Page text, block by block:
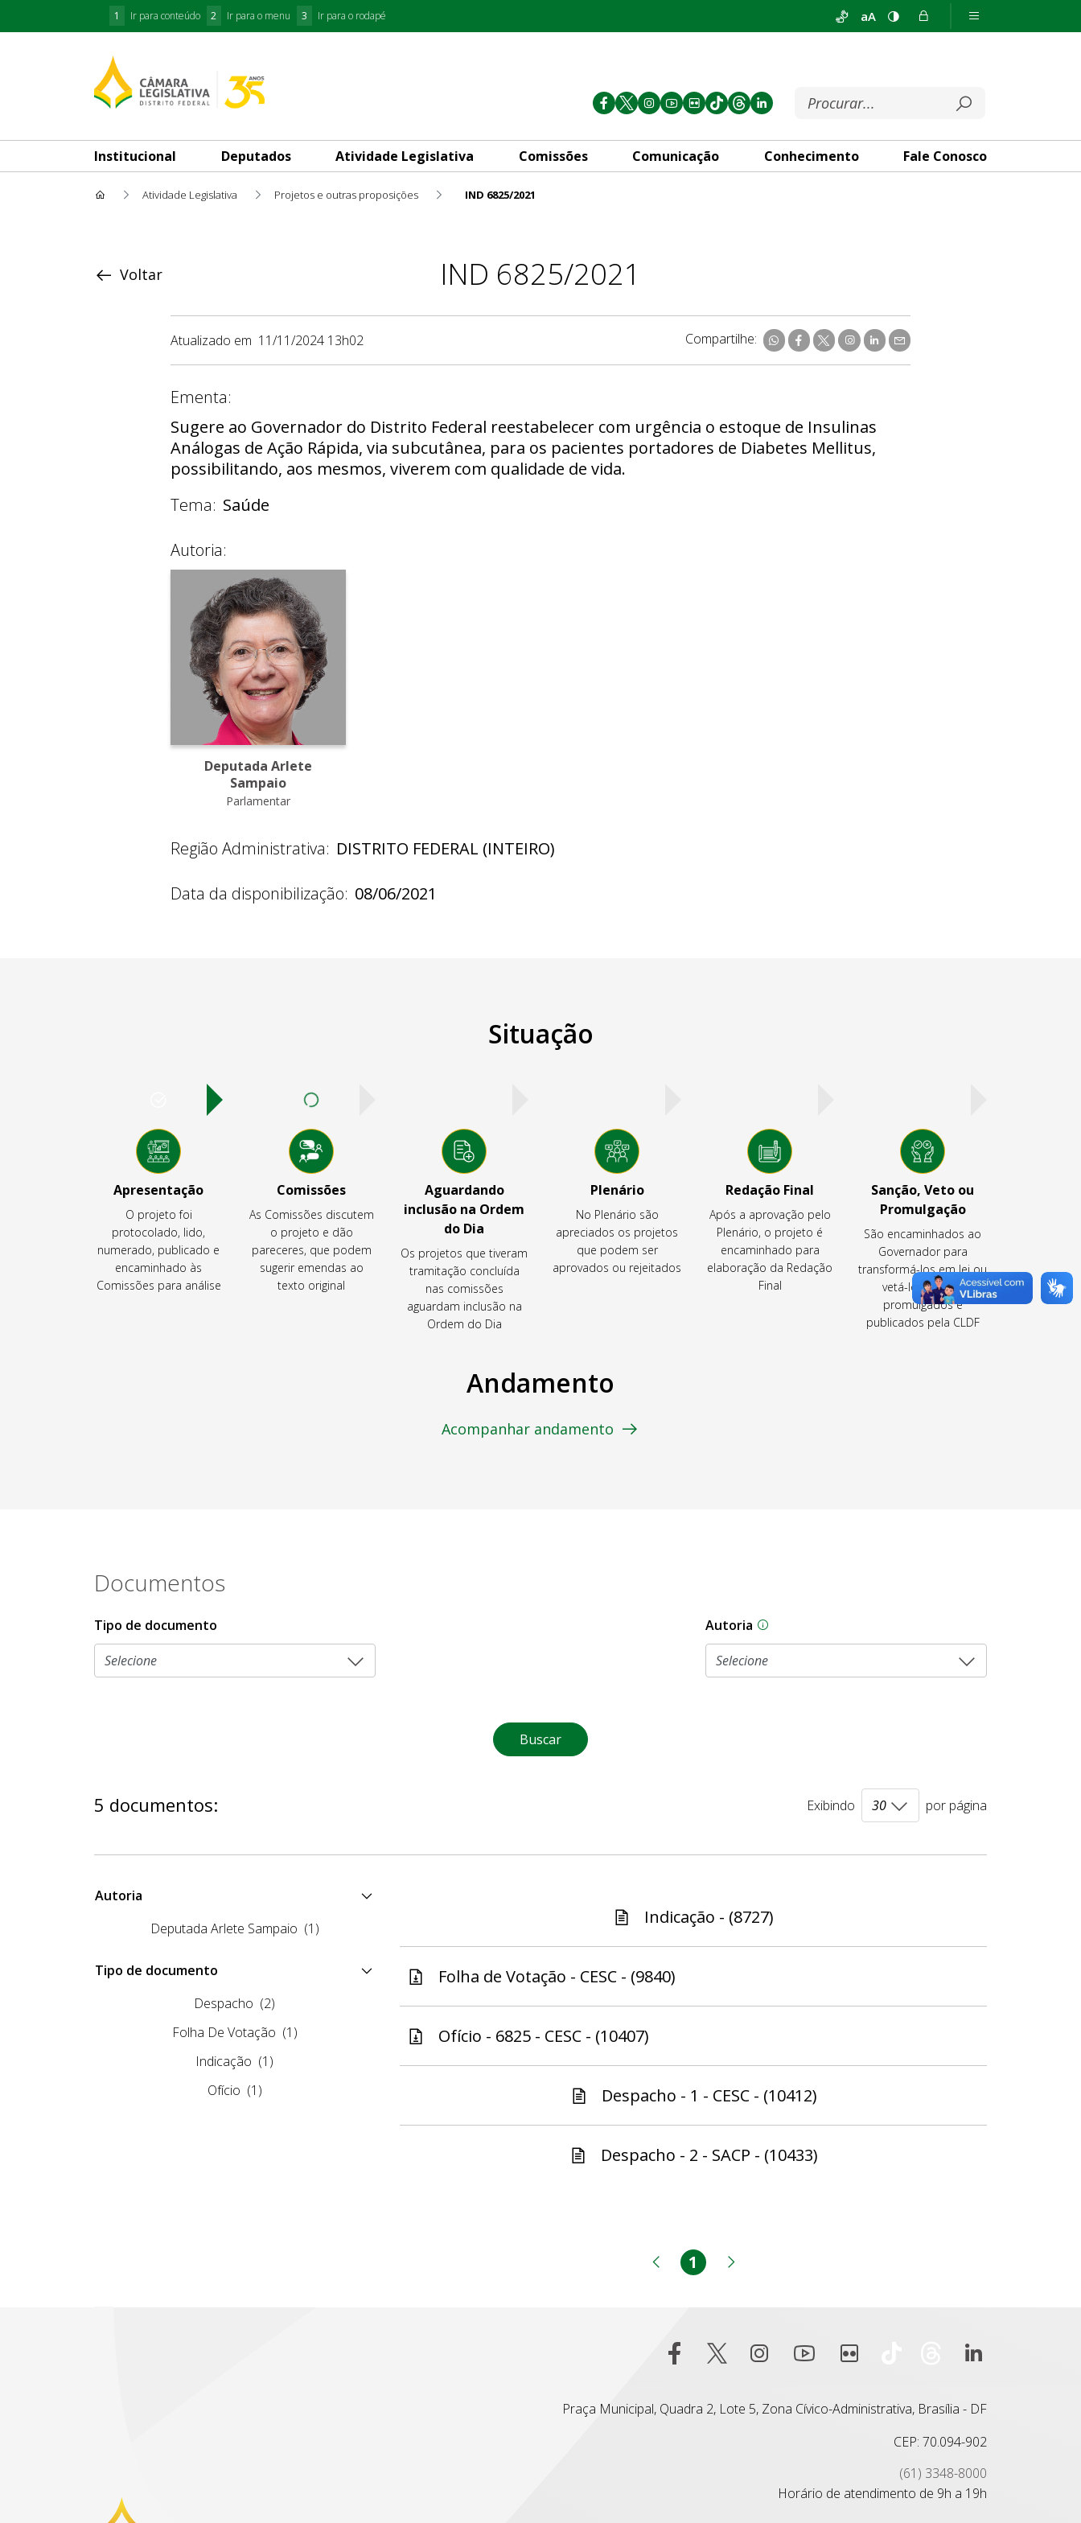
1 Ir para conteúdo 2 Ir para o menu 3 Ir para o rodapé aA
Institucional Deputados Atividade Legislativa Comissões Comunicação Conhecimento Fale Conosco
Atividade Legislativa Projetos e outras proposições IND 6825/2021
IND 6825/2021
Voltar
Atualizado em 11/11/2024 13h02 Compartilhe:
Ementa:
Sugere ao Governador do Distrito Federal reestabelecer com urgência o estoque de Insulinas
Análogas de Ação Rápida, via subcutânea, para os pacientes portadores de Diabetes Mellitus,
possibilitando, aos mesmos, viverem com qualidade de vida.
Tema: Saúde
Autoria:
Deputada Arlete
Sampaio
Parlamentar
Região Administrativa: DISTRITO FEDERAL (INTEIRO)
Data da disponibilização: 08/06/2021
Situação
Apresentação
O projeto foi
protocolado, lido,
numerado, publicado e
encaminhado às
Comissões para análise
Comissões
As Comissões discutem
o projeto e dão
pareceres, que podem
sugerir emendas ao
texto original
Aguardando
inclusão na Ordem
do Dia
Os projetos que tiveram
tramitação concluída
nas comissões
aguardam inclusão na
Ordem do Dia
Plenário
No Plenário são
apreciados os projetos
que podem ser
aprovados ou rejeitados
Redação Final
Após a aprovação pelo
Plenário, o projeto é
encaminhado para
elaboração da Redação
Final
Sanção, Veto ou
Promulgação
São encaminhados ao
Governador para
transformá-los em lei ou
vetá-los ou são
promulgados e
publicados pela CLDF
Andamento
Acompanhar andamento
Documentos
Tipo de documento Autoria As proposições legislativas na CLDF podem ser
Buscar
5 documentos: Exibindo por página
Autoria
Deputada Arlete Sampaio (1)
Tipo de documento
Despacho (2)
Folha De Votação (1)
Indicação (1)
Ofício (1)
Indicação - (8727)
Folha de Votação - CESC - (9840)
Ofício - 6825 - CESC - (10407)
Despacho - 1 - CESC - (10412)
Despacho - 2 - SACP - (10433)
Página anterior
Página
1
Praça Municipal, Quadra 2, Lote 5, Zona Cívico-Administrativa, Brasília - DF
CEP: 70.094-902
(61) 3348-8000
Horário de atendimento de 9h a 19h